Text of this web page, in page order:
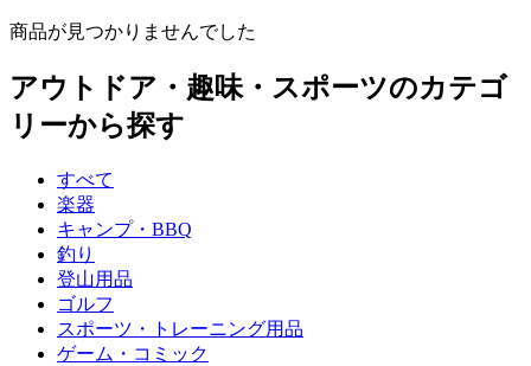
商品が見つかりませんでした
アウトドア・趣味・スポーツのカテゴ
リーから探す
すべて
楽器
キャンプ・BBQ
釣り
登山用品
ゴルフ
スポーツ・トレーニング用品
ゲーム・コミック